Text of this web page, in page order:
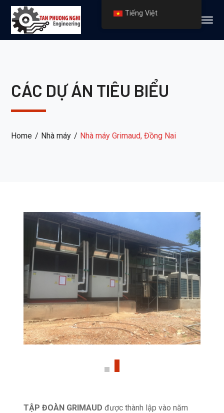
CÁC DỰ ÁN TIÊU BIỂU
Home Nhà máy Nhà máy Grimaud, Đồng Nai
TẬP ĐOÀN GRIMAUD được thành lập vào năm
Tiếng Việt